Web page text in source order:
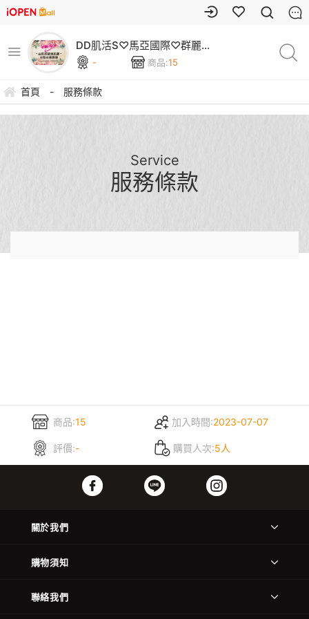
DD肌活S♡馬亞國際♡群麗國
際
- 商品:15
首頁 - 服務條款
Service
服務條款
商品:15 加入時間:2023-07-07
評價:- 購買人次:5人
關於我們
購物須知
聯絡我們